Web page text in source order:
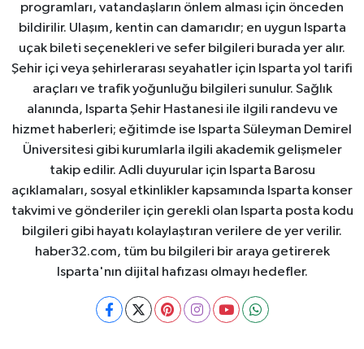
programları, vatandaşların önlem alması için önceden
bildirilir. Ulaşım, kentin can damarıdır; en uygun Isparta
uçak bileti seçenekleri ve sefer bilgileri burada yer alır.
Şehir içi veya şehirlerarası seyahatler için Isparta yol tarifi
araçları ve trafik yoğunluğu bilgileri sunulur. Sağlık
alanında, Isparta Şehir Hastanesi ile ilgili randevu ve
hizmet haberleri; eğitimde ise Isparta Süleyman Demirel
Üniversitesi gibi kurumlarla ilgili akademik gelişmeler
takip edilir. Adli duyurular için Isparta Barosu
açıklamaları, sosyal etkinlikler kapsamında Isparta konser
takvimi ve gönderiler için gerekli olan Isparta posta kodu
bilgileri gibi hayatı kolaylaştıran verilere de yer verilir.
haber32.com, tüm bu bilgileri bir araya getirerek
Isparta'nın dijital hafızası olmayı hedefler.